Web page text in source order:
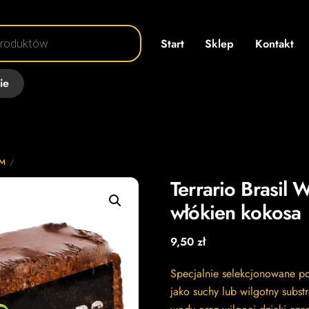
Start Sklep Kontakt
Terrario Brasil
włókien kokosa
9,50zł
Specjalnie selekcjonowane
jako suchy lub wilgotny